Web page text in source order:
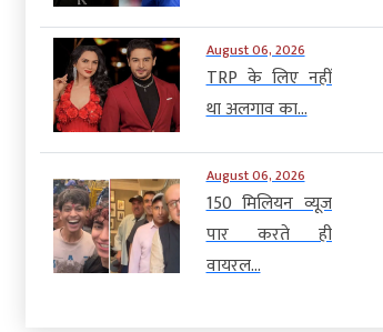
August 06, 2026
TRP के लिए नहीं
था अलगाव का...
August 06, 2026
150 मिलियन व्यूज
पार करते ही
वायरल...